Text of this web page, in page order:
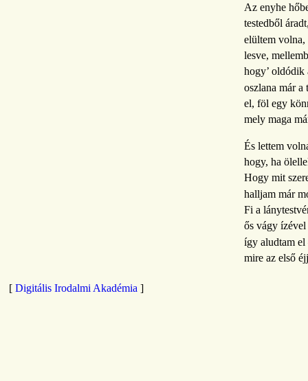
Az enyhe
testedből
elültem volna,
lesve,
hogy’ oldódik
oszlana már a
el, föl egy
mely maga
És lettem
hogy, ha
Hogy mit
halljam már
Fi a
ős vágy
így aludtam el
mire az első
[Digitális Irodalmi Akadémia ]